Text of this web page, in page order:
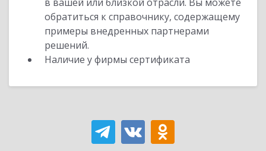
обратиться к справочнику, содержащему
примеры внедренных партнерами
решений.
Наличие у фирмы сертификата